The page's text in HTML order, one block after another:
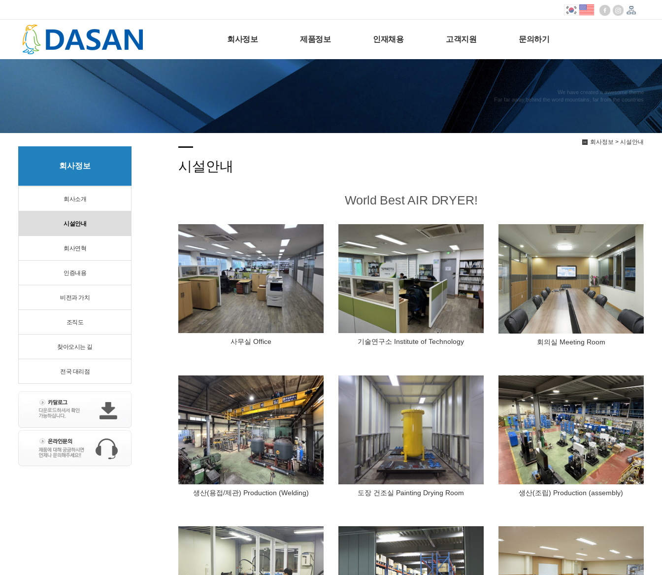
회사정보 제품정보 인재채용 고객지원 문의하기
We have created a awesome theme
Far far away,behind the word mountains, far from the countries
회사정보 > 시설안내
회사정보
회사소개
시설안내
회사연혁
인증내용
비전과 가치
조직도
찾아오시는 길
전국 대리점
시설안내
World Best AIR DRYER!
사무실 Office 기술연구소 Institute of Technology 회의실 Meeting Room
생산(용접/제관) Production (Welding) 도장 건조실 Painting Drying Room 생산(조립) Production (assembly)